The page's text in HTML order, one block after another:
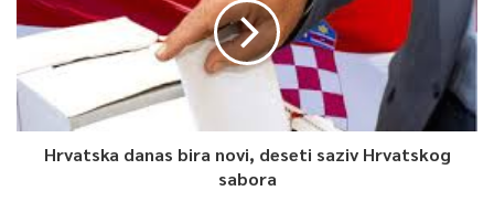
Hrvatska danas bira novi, deseti saziv Hrvatskog
sabora